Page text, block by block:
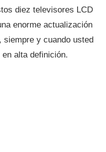
diez televisores LCD
enorme actualización
siempre y cuando usted
alta definición.